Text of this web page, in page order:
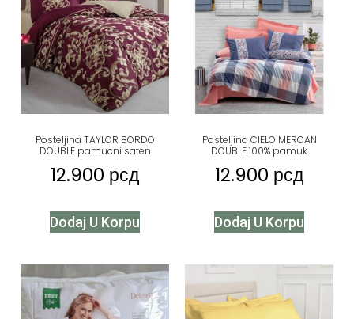
Posteljina TAYLOR BORDO
DOUBLE pamucni saten
12.900 рсд
Dodaj U Korpu
Posteljina CIELO MERCAN
DOUBLE 100% pamuk
12.900 рсд
Dodaj U Korpu